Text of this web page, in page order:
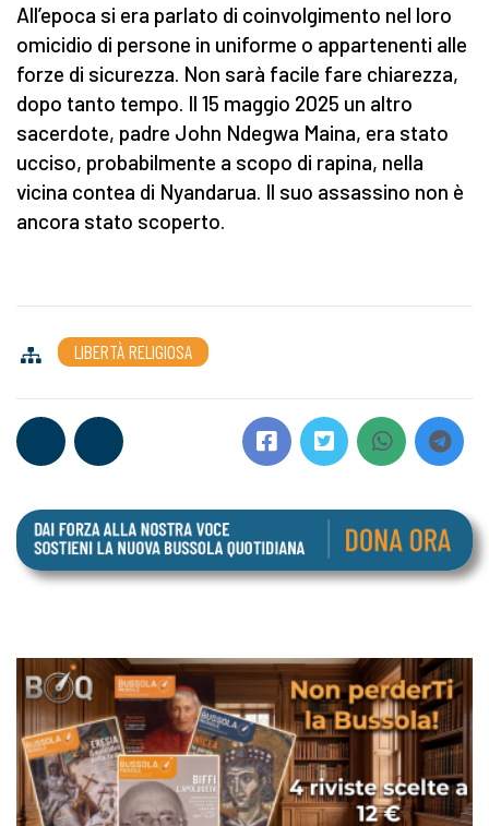
All’epoca si era parlato di coinvolgimento nel loro
omicidio di persone in uniforme o appartenenti alle
forze di sicurezza. Non sarà facile fare chiarezza,
dopo tanto tempo. Il 15 maggio 2025 un altro
sacerdote, padre John Ndegwa Maina, era stato
ucciso, probabilmente a scopo di rapina, nella
vicina contea di Nyandarua. Il suo assassino non è
ancora stato scoperto.
LIBERTÀ RELIGIOSA